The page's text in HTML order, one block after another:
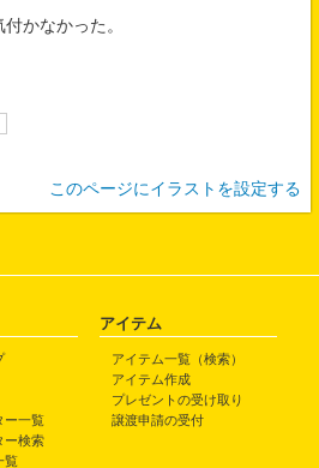
かなかった。
このページにイラストを設定する
ー一覧
ー検索
覧
アイテム
アイテム一覧（検索）
アイテム作成
プレゼントの受け取り
譲渡申請の受付